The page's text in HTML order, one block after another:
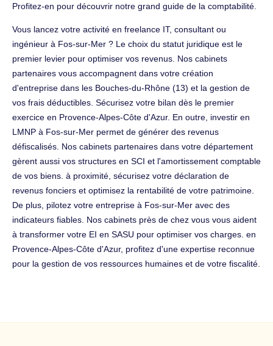
Profitez-en pour découvrir notre grand guide de la comptabilité.
Vous lancez votre activité en freelance IT, consultant ou
ingénieur à Fos-sur-Mer ? Le choix du statut juridique est le
premier levier pour optimiser vos revenus. Nos cabinets
partenaires vous accompagnent dans votre création
d'entreprise dans les Bouches-du-Rhône (13) et la gestion de
vos frais déductibles. Sécurisez votre bilan dès le premier
exercice en Provence-Alpes-Côte d'Azur. En outre, investir en
LMNP à Fos-sur-Mer permet de générer des revenus
défiscalisés. Nos cabinets partenaires dans votre département
gèrent aussi vos structures en SCI et l'amortissement comptable
de vos biens. à proximité, sécurisez votre déclaration de
revenus fonciers et optimisez la rentabilité de votre patrimoine.
De plus, pilotez votre entreprise à Fos-sur-Mer avec des
indicateurs fiables. Nos cabinets près de chez vous vous aident
à transformer votre EI en SASU pour optimiser vos charges. en
Provence-Alpes-Côte d'Azur, profitez d'une expertise reconnue
pour la gestion de vos ressources humaines et de votre fiscalité.